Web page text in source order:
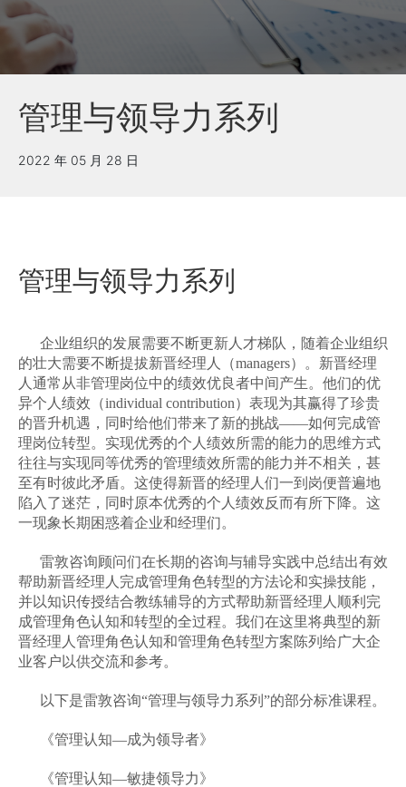
管理与领导力系列
2022 年 05 月 28 日
管理与领导力系列
企业组织的发展需要不断更新人才梯队，随着企业组织
的壮大需要不断提拔新晋经理人（managers）。新晋经理
人通常从非管理岗位中的绩效优良者中间产生。他们的优
异个人绩效（individual contribution）表现为其赢得了珍贵
的晋升机遇，同时给他们带来了新的挑战——如何完成管
理岗位转型。实现优秀的个人绩效所需的能力的思维方式
往往与实现同等优秀的管理绩效所需的能力并不相关，甚
至有时彼此矛盾。这使得新晋的经理人们一到岗便普遍地
陷入了迷茫，同时原本优秀的个人绩效反而有所下降。这
一现象长期困惑着企业和经理们。
雷敦咨询顾问们在长期的咨询与辅导实践中总结出有效
帮助新晋经理人完成管理角色转型的方法论和实操技能，
并以知识传授结合教练辅导的方式帮助新晋经理人顺利完
成管理角色认知和转型的全过程。我们在这里将典型的新
晋经理人管理角色认知和管理角色转型方案陈列给广大企
业客户以供交流和参考。
以下是雷敦咨询“管理与领导力系列”的部分标准课程。
《管理认知—成为领导者》
《管理认知—敏捷领导力》